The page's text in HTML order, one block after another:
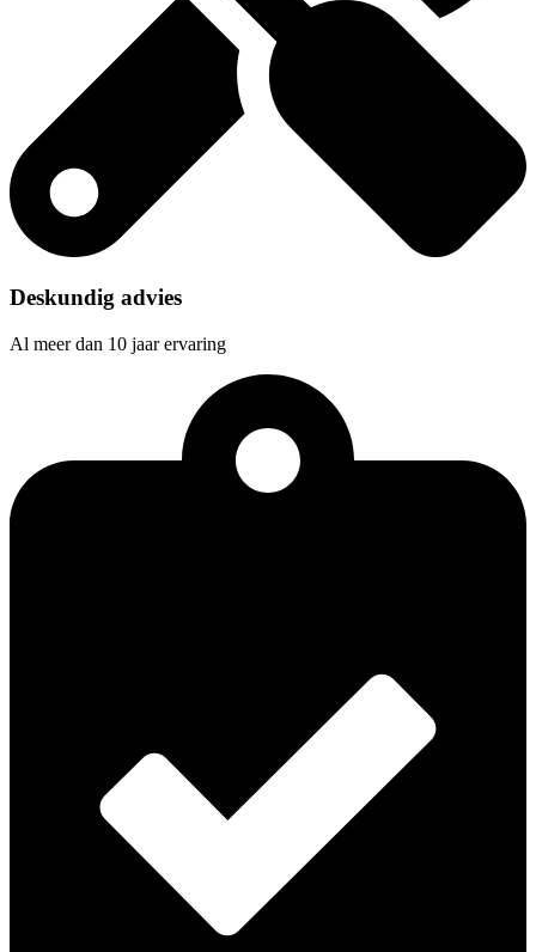
Deskundig advies
Al meer dan 10 jaar ervaring